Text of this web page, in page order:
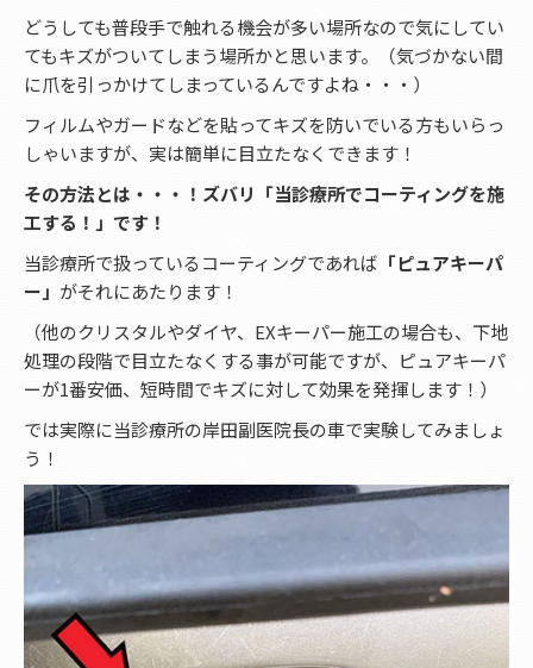
どうしても普段手で触れる機会が多い場所なので気にしてい
てもキズがついてしまう場所かと思います。（気づかない間
に爪を引っかけてしまっているんですよね・・・）
フィルムやガードなどを貼ってキズを防いでいる方もいらっ
しゃいますが、実は簡単に目立たなくできます！
その方法とは・・・！ズバリ「当診療所でコーティングを施
工する！」です！
当診療所で扱っているコーティングであれば 「ピュアキーパ
ー」 がそれにあたります！
（他のクリスタルやダイヤ、EXキーパー施工の場合も、下地
処理の段階で目立たなくする事が可能ですが、ピュアキーパ
ーが1番安価、短時間でキズに対して効果を発揮します！）
では実際に当診療所の岸田副医院長の車で実験してみましょ
う！